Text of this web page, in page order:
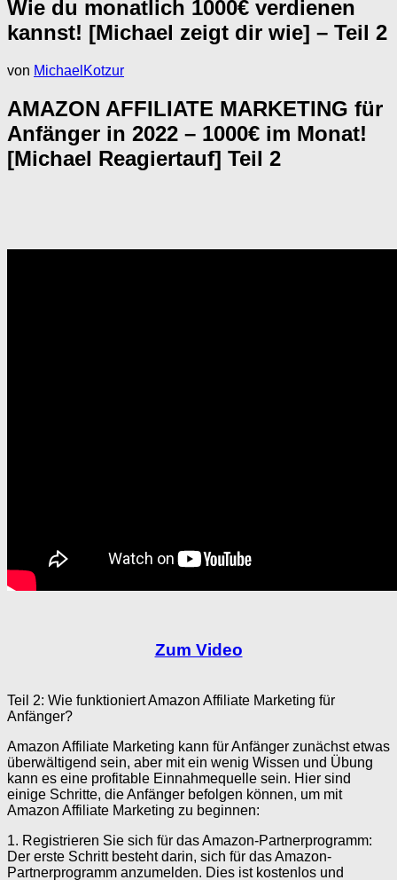
Wie du monatlich 1000€ verdienen
kannst! [Michael zeigt dir wie] – Teil 2
von MichaelKotzur
AMAZON AFFILIATE MARKETING für
Anfänger in 2022 – 1000€ im Monat!
[Michael Reagiertauf] Teil 2
Zum Video
Teil 2: Wie funktioniert Amazon Affiliate Marketing für
Anfänger?
Amazon Affiliate Marketing kann für Anfänger zunächst etwas
überwältigend sein, aber mit ein wenig Wissen und Übung
kann es eine profitable Einnahmequelle sein. Hier sind
einige Schritte, die Anfänger befolgen können, um mit
Amazon Affiliate Marketing zu beginnen:
1. Registrieren Sie sich für das Amazon-Partnerprogramm:
Der erste Schritt besteht darin, sich für das Amazon-
Partnerprogramm anzumelden. Dies ist kostenlos und